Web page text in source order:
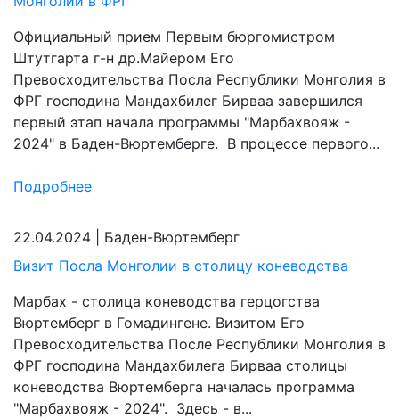
Официальный прием Первым бюргомистром
Штутгарта г-н др.Майером Его
Превосходительства Посла Республики Монголия в
ФРГ господина Мандахбилег Бирваа завершился
первый этап начала программы "Марбахвояж -
2024" в Баден-Вюртемберге. В процессе первого...
Подробнее
22.04.2024
Баден-Вюртемберг
Визит Посла Монголии в столицу коневодства
Марбах - столица коневодства герцогства
Вюртемберг в Гомадингене. Визитом Его
Превосходительства После Республики Монголия в
ФРГ господина Мандахбилега Бирваа столицы
коневодства Вюртемберга началась программа
"Марбахвояж - 2024". Здесь - в...